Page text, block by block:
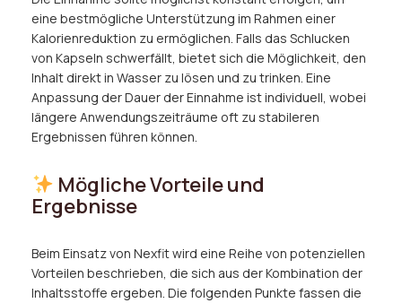
eine bestmögliche Unterstützung im Rahmen einer
Kalorienreduktion zu ermöglichen. Falls das Schlucken
von Kapseln schwerfällt, bietet sich die Möglichkeit, den
Inhalt direkt in Wasser zu lösen und zu trinken. Eine
Anpassung der Dauer der Einnahme ist individuell, wobei
längere Anwendungszeiträume oft zu stabileren
Ergebnissen führen können.
Mögliche Vorteile und
Ergebnisse
Beim Einsatz von Nexfit wird eine Reihe von potenziellen
Vorteilen beschrieben, die sich aus der Kombination der
Inhaltsstoffe ergeben. Die folgenden Punkte fassen die